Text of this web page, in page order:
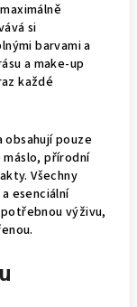
si
barvami a
a make-up
každé
pouze
přírodní
Všechny
esenciální
výživu,